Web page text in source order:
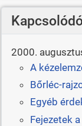
2000.
A
Bőrléc-
Egyéb
Fejezetek